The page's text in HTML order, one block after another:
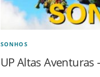
SONHOS
UP Altas Aventuras